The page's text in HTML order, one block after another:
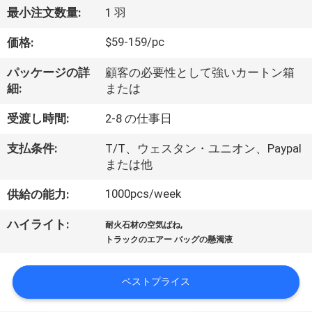
つ
い
て
工
場
旅
品
最小注文数量: 1 羽
価格: $59-159/pc
パッケージの詳
細:
顧客の必要性として強いカートン箱
または
受渡し時間: 2-8 の仕事日
支払条件:
T/T、ウェスタン・ユニオン、Paypal
または他
供給の能力: 1000pcs/week
ハイライト: 耐火石材の空気ばね,
トラックのエアー バッグの懸濁液
ベストプライス